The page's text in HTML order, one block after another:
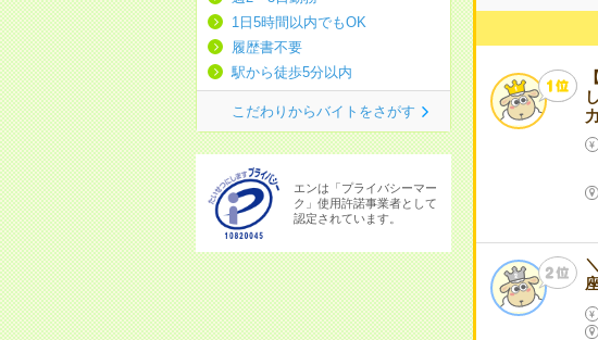
1日5時間以内でもOK
履歴書不要
駅から徒歩5分以内
こだわりからバイトをさがす
エンは「プライバシーマー
ク」使用許諾事業者として
認定されています。